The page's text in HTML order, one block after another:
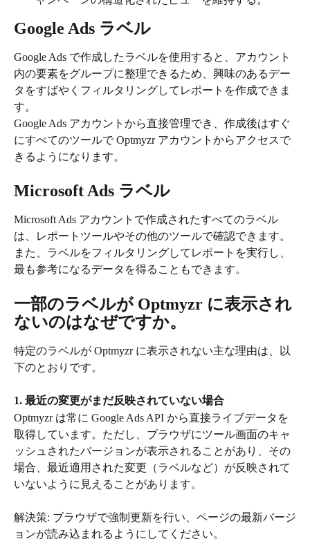
Google Ads ラベル
Google Ads で作成したラベルを使用すると、アカウント
内の要素をグループに整理できるため、興味のあるデー
タをすばやくフィルタリングしてレポートを作成できま
す。
Google Ads アカウントから直接管理でき、作成後はすぐ
にすべてのツールで Optmyzr アカウントからアクセスで
きるようになります。
Microsoft Ads ラベル
Microsoft Ads アカウントで作成されたすべてのラベル
は、レポートツールやその他のツールで確認できます。
また、ラベルをフィルタリングしてレポートを実行し、
最も参考になるデータを得ることもできます。
一部のラベルが Optmyzr に表示され
ないのはなぜですか。
特定のラベルが Optmyzr に表示されない主な理由は、以
下のとおりです。
1. 最近の変更がまだ反映されていない場合
Optmyzr は常に Google Ads API から直接ライブデータを
取得しています。ただし、ブラウザにツール画面のキャ
ッシュされたバージョンが表示されることがあり、その
場合、最近適用された変更（ラベルなど）が反映されて
いないように見えることがあります。
解決策: ブラウザで強制更新を行い、ページの最新バージ
ョンが読み込まれるようにしてください。